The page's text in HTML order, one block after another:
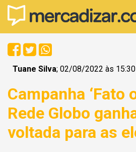
Tuane Silva; 02/08/2022 às 15:30
Campanha ‘Fato
Rede Globo
voltada para as